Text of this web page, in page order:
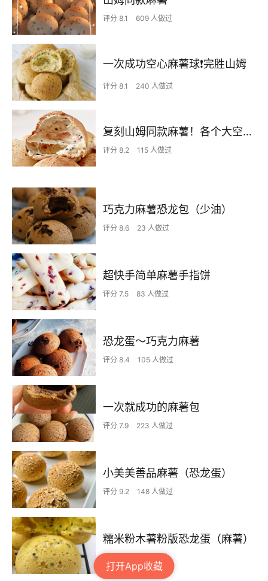
打开App收藏
评分 8.1 609 人做过
一次成功空心麻薯球❗️完胜山姆
评分 8.1 240 人做过
复刻山姆同款麻薯！各个大空心不塌陷
评分 8.2 115 人做过
巧克力麻薯恐龙包（少油）
评分 8.6 23 人做过
超快手简单麻薯手指饼
评分 7.5 83 人做过
恐龙蛋～巧克力麻薯
评分 8.4 105 人做过
一次就成功的麻薯包
评分 7.9 223 人做过
小美美善品麻薯（恐龙蛋）
评分 9.2 148 人做过
糯米粉木薯粉版恐龙蛋（麻薯）
31 人做过